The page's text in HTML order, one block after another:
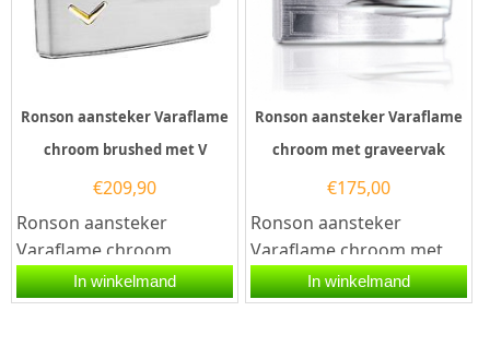
Ronson aansteker Varaflame
chroom brushed met V
€209,90
Ronson aansteker
Varaflame chroom
brushed met een
goudkleurig V-teken aan
In winkelmand
Ronson aansteker Varaflame
chroom met graveervak
€175,00
Ronson aansteker
Varaflame chroom met
graveervak. De Ronson
Varaflame aansteker is
In winkelmand